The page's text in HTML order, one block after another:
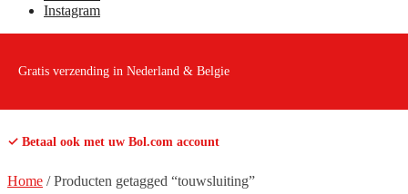
Instagram
Gratis verzending in Nederland & Belgie
✓ Betaal ook met uw Bol.com account
Home /Producten getagged “touwsluiting”